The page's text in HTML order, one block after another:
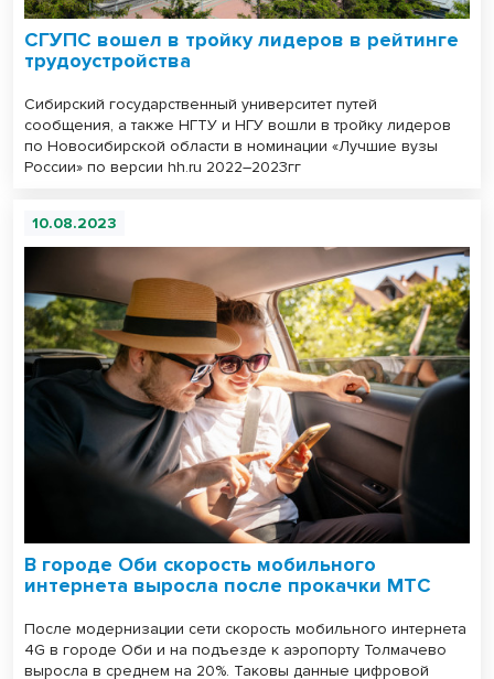
СГУПС вошел в тройку лидеров в рейтинге
трудоустройства
Сибирский государственный университет путей
сообщения, а также НГТУ и НГУ вошли в тройку лидеров
по Новосибирской области в номинации «Лучшие вузы
России» по версии hh.ru 2022–2023гг
10.08.2023
В городе Оби скорость мобильного
интернета выросла после прокачки МТС
После модернизации сети скорость мобильного интернета
4G в городе Оби и на подъезде к аэропорту Толмачево
выросла в среднем на 20%. Таковы данные цифровой